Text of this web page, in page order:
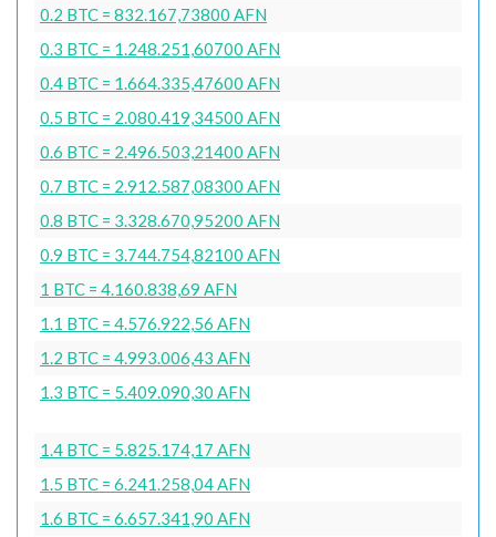
0.2 BTC = 832.167,73800 AFN
0.3 BTC = 1.248.251,60700 AFN
0.4 BTC = 1.664.335,47600 AFN
0.5 BTC = 2.080.419,34500 AFN
0.6 BTC = 2.496.503,21400 AFN
0.7 BTC = 2.912.587,08300 AFN
0.8 BTC = 3.328.670,95200 AFN
0.9 BTC = 3.744.754,82100 AFN
1 BTC = 4.160.838,69 AFN
1.1 BTC = 4.576.922,56 AFN
1.2 BTC = 4.993.006,43 AFN
1.3 BTC = 5.409.090,30 AFN
1.4 BTC = 5.825.174,17 AFN
1.5 BTC = 6.241.258,04 AFN
1.6 BTC = 6.657.341,90 AFN